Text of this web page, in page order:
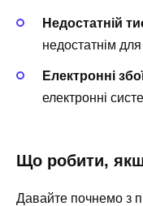
Недостатній
недостатнім для
Електронні
електронні
Що робити,
Давайте почнемо з